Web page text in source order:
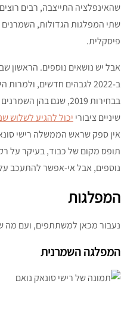
שהאינפלציה התייצבה, רבים
שתי המפלגות הגדולות,
פיסקלית.
אבל יש נושאים נוספים. הראשון
ב-2022 לגבהים חדשים, ולמרות הירידה ב-2023 עליה
שיניים ציבורי יכול להגיע לשלוש
אין ספק שראש הממשלה רישי
תופס מקום של כבוד, בעיקר על
נוספים, אבל אי-אפשר להתעכב
המפלגות
נעבור מכאן למשתתפים, ועם מה
המפלגה השמרנית